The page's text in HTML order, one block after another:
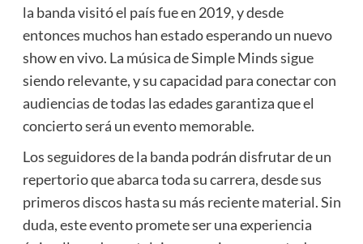
la banda visitó el país fue en 2019, y desde
entonces muchos han estado esperando un nuevo
show en vivo. La música de Simple Minds sigue
siendo relevante, y su capacidad para conectar con
audiencias de todas las edades garantiza que el
concierto será un evento memorable.
Los seguidores de la banda podrán disfrutar de un
repertorio que abarca toda su carrera, desde sus
primeros discos hasta su más reciente material. Sin
duda, este evento promete ser una experiencia